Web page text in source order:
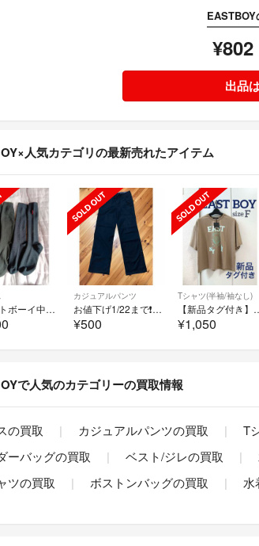
出品
人気カテゴリの最新売れたアイテム
イーストボーイ中古ハイソックス2足
カジュアルパンツ
お値下げ1/22まで❗️イーストボーイ 綿パンツ
¥500
Tシャツ(半袖/袖なし)
【新品タグ付き】EAST
¥1,050
で人気のカテゴリーの買取情報
の買取 カジュアルパンツの買取
T
ーバッグの買取
ベスト/ジレの買取
ツの買取
ボストンバッグの買取 水